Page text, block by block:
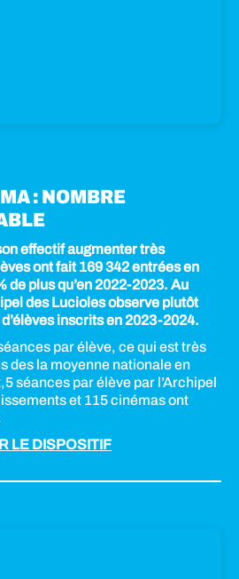
: NOMBRE
effectif augmenter très
ont fait 169 342 entrées en
de plus qu’en 2022-2023. Au
des Lucioles observe plutôt
inscrits en 2023-2024.
par élève, ce qui est très
des la moyenne nationale en
séances par élève par l’Archipel
et 115 cinémas ont
LE DISPOSITIF